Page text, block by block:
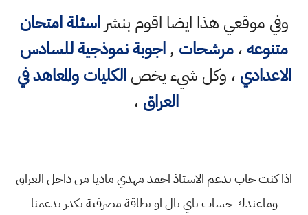
وفي موقعي هذا ايضا اقوم بنشراسئلة امتحان
متنوعه،مرشحات ,اجوبة نموذجية للسادس
الاعدادي ، وكل شيء يخصالكليات والمعاهد في
العراق ،
اذا كنت حاب تدعم الاستاذ احمد مهدي ماديا من داخل العراق
وماعندك حساب باي بال او بطاقة مصرفية تكدر تدعمنا